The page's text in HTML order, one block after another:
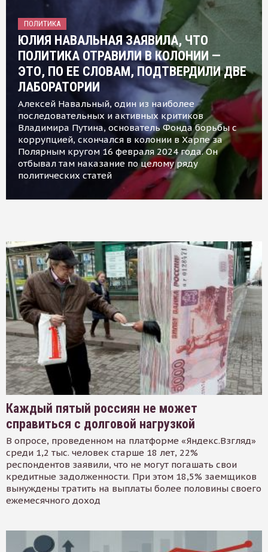
ПОЛИТИКА
ЮЛИЯ НАВАЛЬНАЯ ЗАЯВИЛА, ЧТО
ПОЛИТИКА ОТРАВИЛИ В КОЛОНИИ —
ЭТО, ПО ЕЕ СЛОВАМ, ПОДТВЕРДИЛИ ДВЕ
ЛАБОРАТОРИИ
Алексей Навальный, один из наиболее
последовательных и активных критиков
Владимира Путина, основатель Фонда борьбы с
коррупцией, скончался в колонии в Харпе за
Полярным кругом 16 февраля 2024 года. Он
отбывал там наказание по целому ряду
политических статей
Каждый пятый россиян не может
справиться с долговой нагрузкой
В опросе, проведенном на платформе «Яндекс.Взгляд»
среди 1,2 тыс. человек старше 18 лет, 22%
респондентов заявили, что не могут погашать свои
кредитные задолженности. При этом 18,5% заемщиков
вынуждены тратить на выплаты более половины своего
ежемесячного доход